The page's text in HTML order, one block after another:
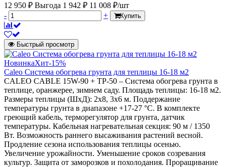
12 950 ₽ Выгода 1 942 ₽ 11 008 ₽/шт
-
+ Купить
Быстрый просмотр
НовинкаХит-15%
Caleo Система обогрева грунта для теплицы 16-18 м2
CALEO CABLE 15W-90 + ТР-50 – Система обогрева грунта в
теплице, оранжерее, зимнем саду. Площадь теплицы: 16-18 м2.
Размеры теплицы (ШхД): 2х8, 3х6 м. Поддержание
температуры грунта в диапазоне +17-27 °С. В комплекте
греющий кабель, терморегулятор для грунта, датчик
температуры. Кабельная нагревательная секция: 90 м / 1350
Вт. Возможность раннего высаживания растений весной.
Продление сезона использования теплицы осенью.
Увеличение урожайности. Уменьшение сроков созревания
культур. Защита от заморозков и похолодания. Проращивание